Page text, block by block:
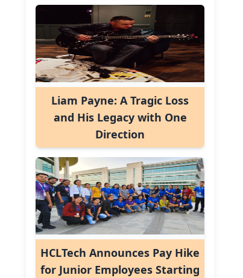
Liam Payne: A Tragic Loss
and His Legacy with One
Direction
HCLTech Announces Pay Hike
for Junior Employees Starting